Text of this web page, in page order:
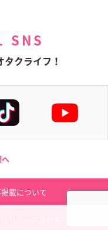
SNS
タクライフ！
へ
載について